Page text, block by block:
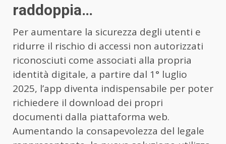
raddoppia…
Per aumentare la sicurezza degli utenti e
ridurre il rischio di accessi non autorizzati
riconosciuti come associati alla propria
identità digitale, a partire dal 1° luglio
2025, l’app diventa indispensabile per poter
richiedere il download dei propri
documenti dalla piattaforma web.
Aumentando la consapevolezza del legale